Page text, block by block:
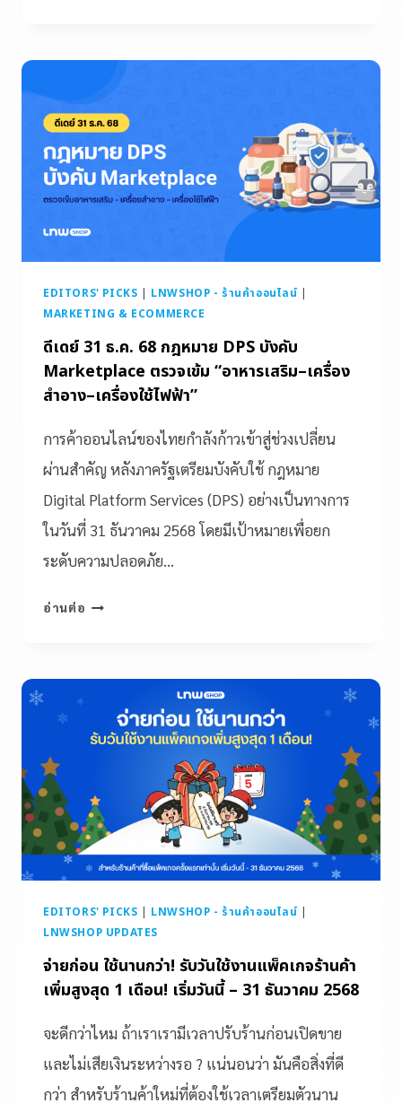
EDITORS' PICKS | LNWSHOP - ร้านค้าออนไลน์ |
MARKETING & ECOMMERCE
ดีเดย์ 31 ธ.ค. 68 กฎหมาย DPS บังคับ
Marketplace ตรวจเข้ม “อาหารเสริม–เครื่อง
สำอาง–เครื่องใช้ไฟฟ้า”
การค้าออนไลน์ของไทยกำลังก้าวเข้าสู่ช่วงเปลี่ยน
ผ่านสำคัญ หลังภาครัฐเตรียมบังคับใช้ กฎหมาย
Digital Platform Services (DPS) อย่างเป็นทางการ
ในวันที่ 31 ธันวาคม 2568 โดยมีเป้าหมายเพื่อยก
ระดับความปลอดภัย…
อ่านต่อ
EDITORS' PICKS | LNWSHOP - ร้านค้าออนไลน์ |
LNWSHOP UPDATES
จ่ายก่อน ใช้นานกว่า! รับวันใช้งานแพ็คเกจร้านค้า
เพิ่มสูงสุด 1 เดือน! เริ่มวันนี้ – 31 ธันวาคม 2568
จะดีกว่าไหม ถ้าเราเรามีเวลาปรับร้านก่อนเปิดขาย
และไม่เสียเงินระหว่างรอ ? แน่นอนว่า มันคือสิ่งที่ดี
กว่า สำหรับร้านค้าใหม่ที่ต้องใช้เวลาเตรียมตัวนาน